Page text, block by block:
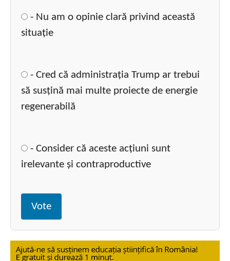
- Nu am o opinie clară privind această
situație
- Cred că administrația Trump ar trebui
să susțină mai multe proiecte de energie
regenerabilă
- Consider că aceste acțiuni sunt
irelevante și contraproductive
Vote